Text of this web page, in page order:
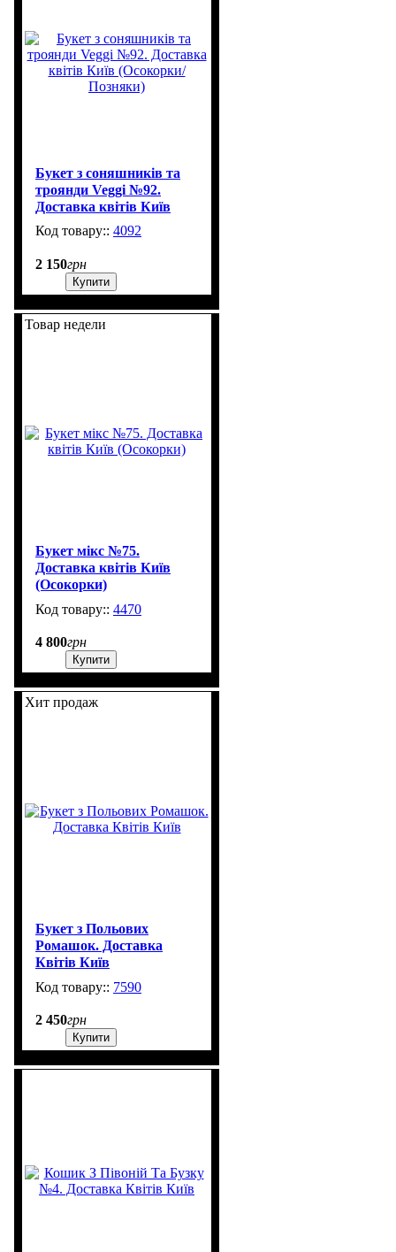
Букет з соняшників та
троянди Veggi №92.
Доставка квітів Київ
(Осокорки/Позняки)
4092
2 150грн
Купити
Товар недели
Букет мікс №75.
Доставка квітів Київ
(Осокорки)
4470
4 800грн
Купити
Хит продаж
Букет з Польових
Ромашок. Доставка
Квітів Київ
7590
2 450грн
Купити